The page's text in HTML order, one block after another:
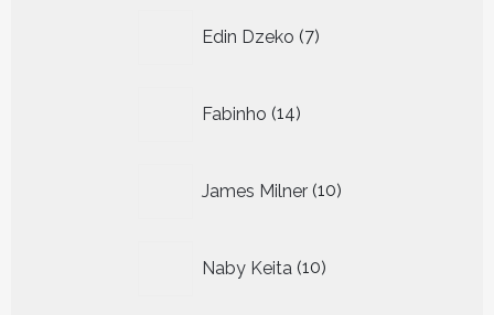
Edin Dzeko 7
producten
Fabinho 14
producten
James Milner 10
producten
Naby Keita 10
producten